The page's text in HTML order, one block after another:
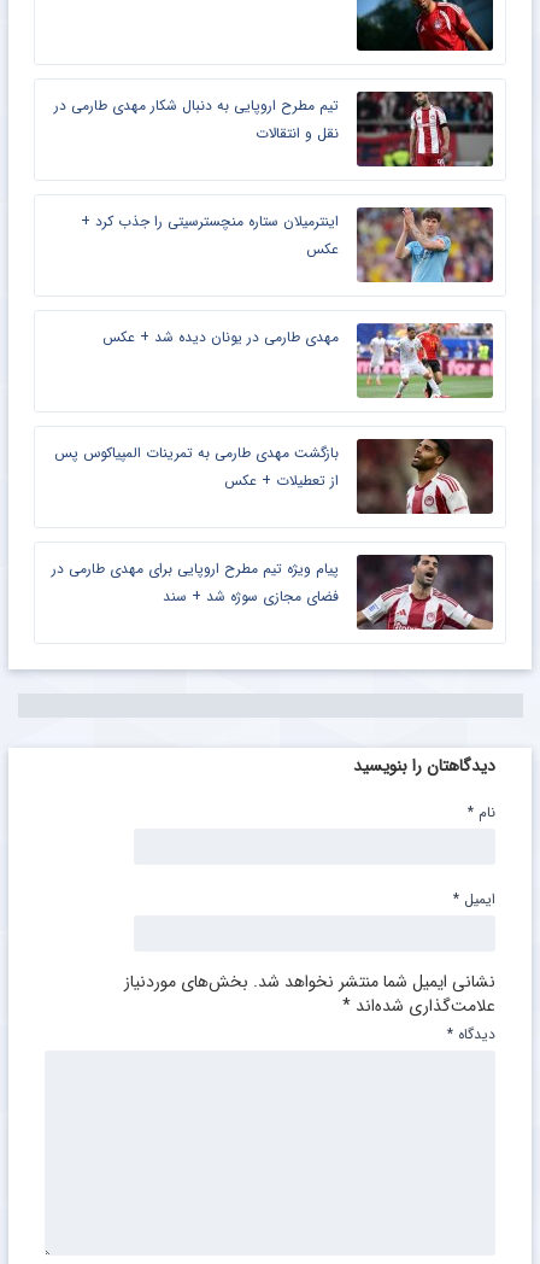
تیم مطرح اروپایی به دنبال شکار مهدی طارمی در
نقل و انتقالات
اینترمیلان ستاره منچسترسیتی را جذب کرد +
عکس
مهدی طارمی در یونان دیده شد + عکس
بازگشت مهدی طارمی به تمرینات المپیاکوس پس
از تعطیلات + عکس
پیام ویژه تیم مطرح اروپایی برای مهدی طارمی در
فضای مجازی سوژه شد + سند
دیدگاهتان را بنویسید
نشانی ایمیل شما منتشر نخواهد شد. بخش‌های موردنیاز
علامت‌گذاری شده‌اند *
دیدگاه *
نام *
ایمیل *